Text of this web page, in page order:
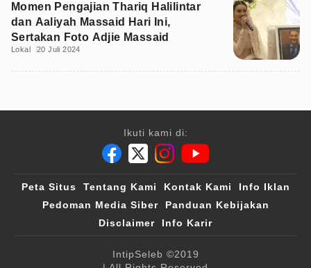
Momen Pengajian Thariq Halilintar
dan Aaliyah Massaid Hari Ini,
Sertakan Foto Adjie Massaid
Lokal 20 Juli 2024
Ikuti kami di:
Peta Situs Tentang Kami Kontak Kami
Info Iklan
Pedoman Media Siber
Panduan Kebijakan
Disclaimer
Info Karir
IntipSeleb ©2019